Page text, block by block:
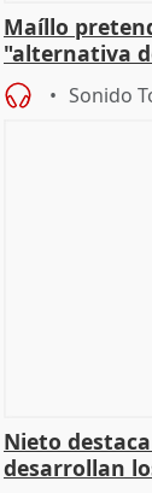
Maíllo
"alternativa
oposición
Sonido
Nieto
desarrollan